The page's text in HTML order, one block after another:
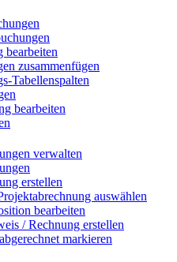
bearbeiten
zusammenfügen
Tabellenspalten
bearbeiten
verwalten
erstellen
auswählen
bearbeiten
/ Rechnung erstellen
markieren